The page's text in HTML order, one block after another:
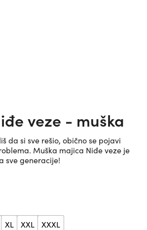
veze - muška
da si sve rešio, obično se pojavi
Muška majica Niđe veze je
sve generacije!
XL XXL XXXL